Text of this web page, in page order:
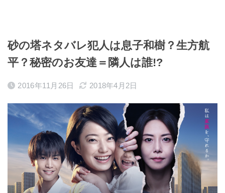
砂の塔ネタバレ犯人は息子和樹？生方航
平？秘密のお友達＝隣人は誰!?
2016年11月26日 2018年4月2日